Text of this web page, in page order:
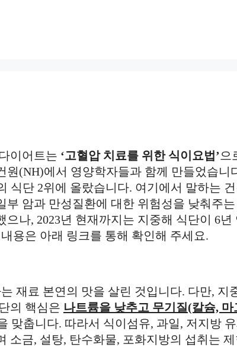
이어트는 ‘고혈압 치료를 위한 식이요법’으
(NH)에서 영양학자들과 함께 만들었습니
식단 2위에 올랐습니다. 여기에서 말하는
암과 만성질환에 대한 위험성을 낮춰주는
나, 2023년 현재까지는 지중해 식단이 6년
용은 아래 링크를 통해 확인해 주세요.
재료 본연의 맛을 살린 것입니다. 다만, 지
의 핵심은 나트륨을 낮추고 무기질(칼슘, 마
맞춥니다. 따라서 식이섬유, 과일, 저지방
소금, 설탕, 탄수화물, 포화지방의 섭취는